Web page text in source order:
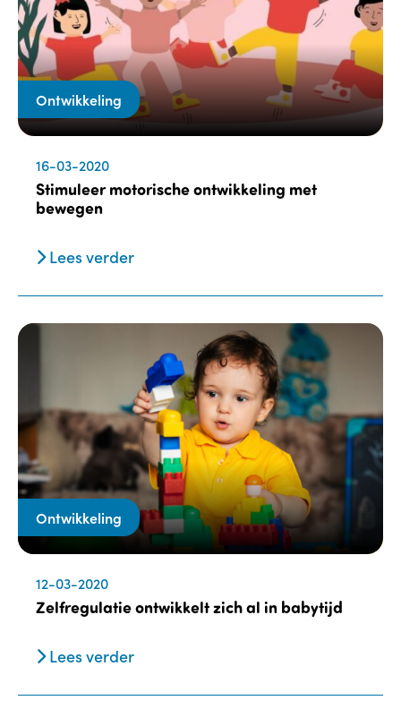
Ontwikkeling
16-03-2020
Stimuleer motorische ontwikkeling met
bewegen
Lees verder
Ontwikkeling
12-03-2020
Zelfregulatie ontwikkelt zich al in babytijd
Lees verder